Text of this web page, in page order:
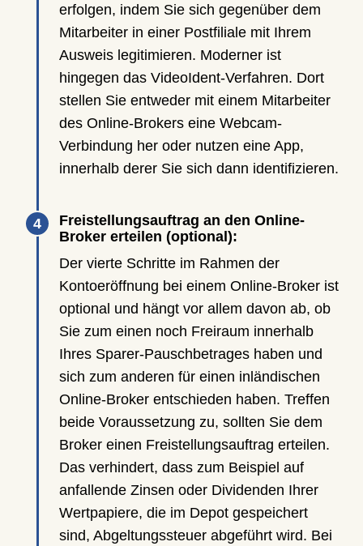
erfolgen, indem Sie sich gegenüber dem
Mitarbeiter in einer Postfiliale mit Ihrem
Ausweis legitimieren. Moderner ist
hingegen das VideoIdent-Verfahren. Dort
stellen Sie entweder mit einem Mitarbeiter
des Online-Brokers eine Webcam-
Verbindung her oder nutzen eine App,
innerhalb derer Sie sich dann identifizieren.
Freistellungsauftrag an den Online-
Broker erteilen (optional):
Der vierte Schritte im Rahmen der
Kontoeröffnung bei einem Online-Broker ist
optional und hängt vor allem davon ab, ob
Sie zum einen noch Freiraum innerhalb
Ihres Sparer-Pauschbetrages haben und
sich zum anderen für einen inländischen
Online-Broker entschieden haben. Treffen
beide Voraussetzung zu, sollten Sie dem
Broker einen Freistellungsauftrag erteilen.
Das verhindert, dass zum Beispiel auf
anfallende Zinsen oder Dividenden Ihrer
Wertpapiere, die im Depot gespeichert
sind, Abgeltungssteuer abgeführt wird. Bei